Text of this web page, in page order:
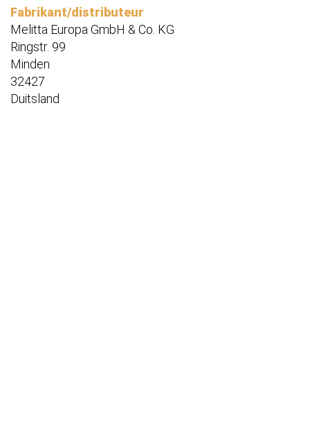
Fabrikant/distributeur
Melitta Europa GmbH & Co. KG
Ringstr. 99
Minden
32427
Duitsland